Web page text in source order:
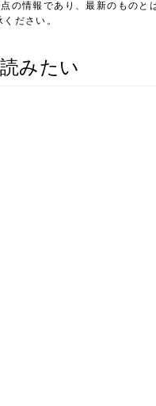
の情報であり、最新のものと
ださい。
みたい